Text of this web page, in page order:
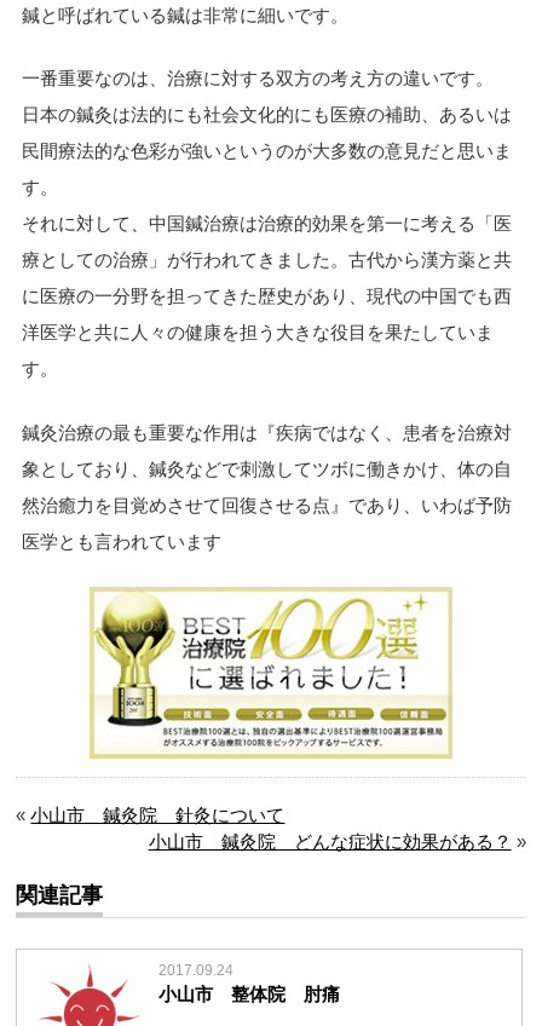
鍼と呼ばれている鍼は非常に細いです。
一番重要なのは、治療に対する双方の考え方の違いです。
日本の鍼灸は法的にも社会文化的にも医療の補助、あるいは
民間療法的な色彩が強いというのが大多数の意見だと思いま
す。
それに対して、中国鍼治療は治療的効果を第一に考える「医
療としての治療」が行われてきました。古代から漢方薬と共
に医療の一分野を担ってきた歴史があり、現代の中国でも西
洋医学と共に人々の健康を担う大きな役目を果たしていま
す。
鍼灸治療の最も重要な作用は『疾病ではなく、患者を治療対
象としており、鍼灸などで刺激してツボに働きかけ、体の自
然治癒力を目覚めさせて回復させる点』であり、いわば予防
医学とも言われています
«小山市 鍼灸院 針灸について
小山市 鍼灸院 どんな症状に効果がある？ »
関連記事
2017.09.24
小山市 整体院 肘痛